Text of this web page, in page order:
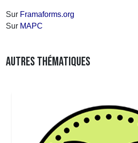
Sur Framaforms.org
Sur MAPC
AUTRES THÉMATIQUES